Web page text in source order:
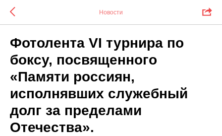
Новости
Фотолента VI турнира по
боксу, посвященного
«Памяти россиян,
исполнявших служебный
долг за пределами
Отечества».